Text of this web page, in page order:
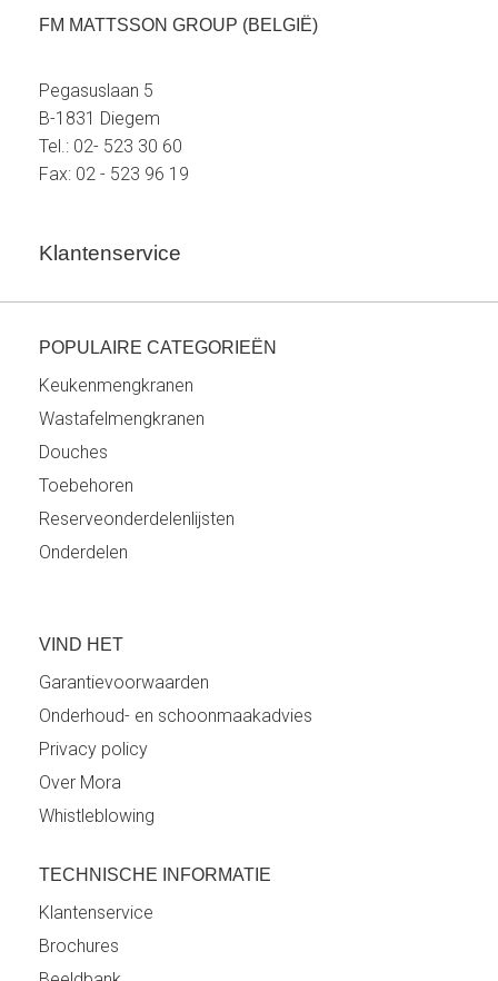
FM MATTSSON GROUP (BELGIË)
Pegasuslaan 5
B-1831 Diegem
Tel.: 02- 523 30 60
Fax: 02 - 523 96 19
Klantenservice
POPULAIRE CATEGORIEËN
Keukenmengkranen
Wastafelmengkranen
Douches
Toebehoren
Reserveonderdelenlijsten
Onderdelen
VIND HET
Garantievoorwaarden
Onderhoud- en schoonmaakadvies
Privacy policy
Over Mora
Whistleblowing
TECHNISCHE INFORMATIE
Klantenservice
Brochures